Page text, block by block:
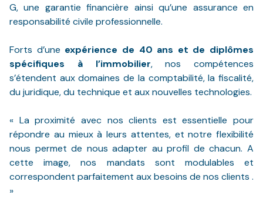
G, une garantie financière ainsi qu’une assurance en
responsabilité civile professionnelle.
Forts d’une expérience de 40 ans et de diplômes
spécifiques à l’immobilier, nos compétences
s’étendent aux domaines de la comptabilité, la fiscalité,
du juridique, du technique et aux nouvelles technologies.
« La proximité avec nos clients est essentielle pour
répondre au mieux à leurs attentes, et notre flexibilité
nous permet de nous adapter au profil de chacun. A
cette image, nos mandats sont modulables et
correspondent parfaitement aux besoins de nos clients .
»